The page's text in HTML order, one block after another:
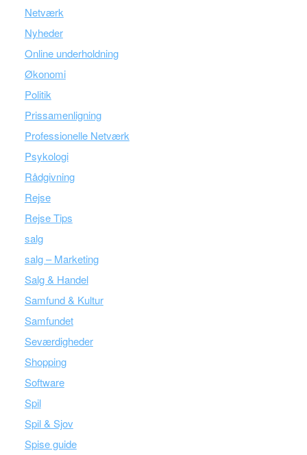
Netværk
Nyheder
Online underholdning
Økonomi
Politik
Prissamenligning
Professionelle Netværk
Psykologi
Rådgivning
Rejse
Rejse Tips
salg
salg – Marketing
Salg & Handel
Samfund & Kultur
Samfundet
Seværdigheder
Shopping
Software
Spil
Spil & Sjov
Spise guide